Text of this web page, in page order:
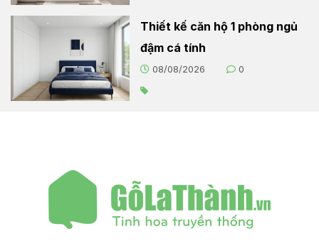
Thiết kế căn hộ 1 phòng ngủ
đậm cá tính
08/08/2026 0